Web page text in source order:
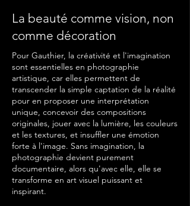
La beauté comme vision, non
comme décoration
Pour Gauthier, la créativité et l'imagination
sont essentielles en photographie
artistique, car elles permettent de
transcender la simple captation de la réalité
pour en proposer une interprétation
unique, concevoir des compositions
originales, jouer avec la lumière, les couleurs
et les textures, et insuffler une émotion
forte à l'image. Sans imagination, la
photographie devient purement
documentaire, alors qu'avec elle, elle se
transforme en art visuel puissant et
inspirant.